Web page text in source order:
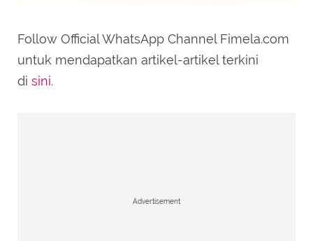
Follow Official WhatsApp Channel Fimela.com
untuk mendapatkan artikel-artikel terkini
di sini.
Advertisement